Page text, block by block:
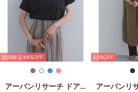
期間限定46%OFF
アーバンリサーチ ドアー
40%OFF
アーバンリ